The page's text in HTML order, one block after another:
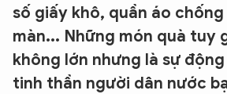
số giấy khô, quần áo
màn... Những món quà tuy
không lớn nhưng là sự
tinh thần người dân nước